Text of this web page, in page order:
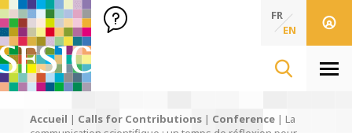
SFSIC Société Française des Sciences de l'Information & de
Société Française des Sciences de
FR
EN
Accueil | Calls for Contributions | Conference | La